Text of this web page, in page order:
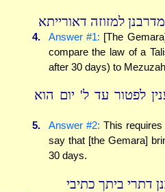
למזוזה דאורייתא
4. Answer #1: [The
compare the law of a
after 30 days) to
לפטור עד ל' יום הוא
5. Answer #2: This
say that [the Gemara]
30 days.
דתרי ביתך כתיבי